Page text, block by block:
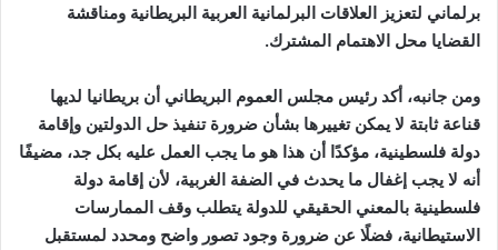
برلماني لتعزيز العلاقات البرلمانية العربية البريطانية ومناقشة
القضايا محل الاهتمام المشترك.
ومن جانبه، أكد رئيس مجلس العموم البريطاني أن بريطانيا لديها
قناعة ثابتة لا يمكن تغييرها بشأن ضرورة تنفيذ حل الدولتين وإقامة
دولة فلسطينية، مؤكدًا أن هذا هو ما يجب العمل عليه بكل جد، مضيفًا
أنه لا يجب إغفال ما يحدث في الضفة الغربية، لأن إقامة دولة
فلسطينية بالمعني الحقيقي للدولة يتطلب وقف الممارسات
الاستيطانية، فضلًا عن ضرورة وجود تصور واضح ومحدد لمستقبل